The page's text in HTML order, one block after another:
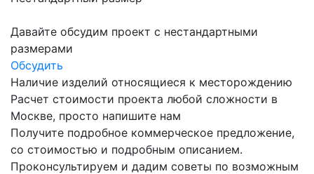
Давайте обсудим проект с нестандартными
размерами
Обсудить
Наличие изделий относящиеся к месторождению
Расчет стоимости проекта любой сложности в
Москве, просто напишите нам
Получите подробное коммерческое предложение,
со стоимостью и подробным описанием.
Проконсультируем и дадим советы по возможным